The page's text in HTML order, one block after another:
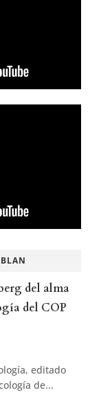
del alma
del COP
editado
de...